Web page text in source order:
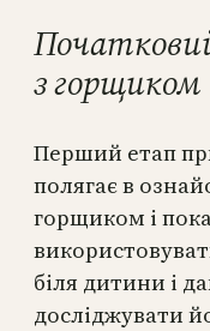
з горщиком
Перший етап
полягає в
горщиком і
біля дитини і
досліджувати